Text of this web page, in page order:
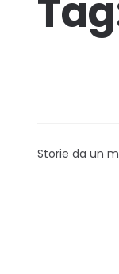
Storie da un